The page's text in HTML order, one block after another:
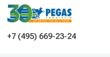
На главную
+7 (495) 669-23-24